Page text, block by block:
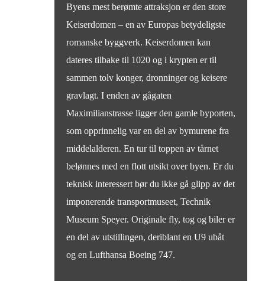
Byens mest berømte attraksjon er den store
Keiserdomen – en av Europas betydeligste
romanske byggverk. Keiserdomen kan
dateres tilbake til 1020 og i krypten er til
sammen tolv konger, dronninger og keisere
gravlagt. I enden av gågaten
Maximilianstrasse ligger den gamle byporten,
som opprinnelig var en del av bymurene fra
middelalderen. En tur til toppen av tårnet
belønnes med en flott utsikt over byen. Er du
teknisk interessert bør du ikke gå glipp av det
imponerende transportmuseet, Technik
Museum Speyer. Originale fly, tog og biler er
en del av utstillingen, deriblant en U9 ubåt
og en Lufthansa Boeing 747.